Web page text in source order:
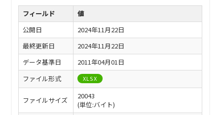
フィールド
値
公開日
2024年11月22日
最終更新日
2024年11月22日
データ基準日
2011年04月01日
ファイル形式
XLSX
ファイルサイズ
20043
(単位:バイト)